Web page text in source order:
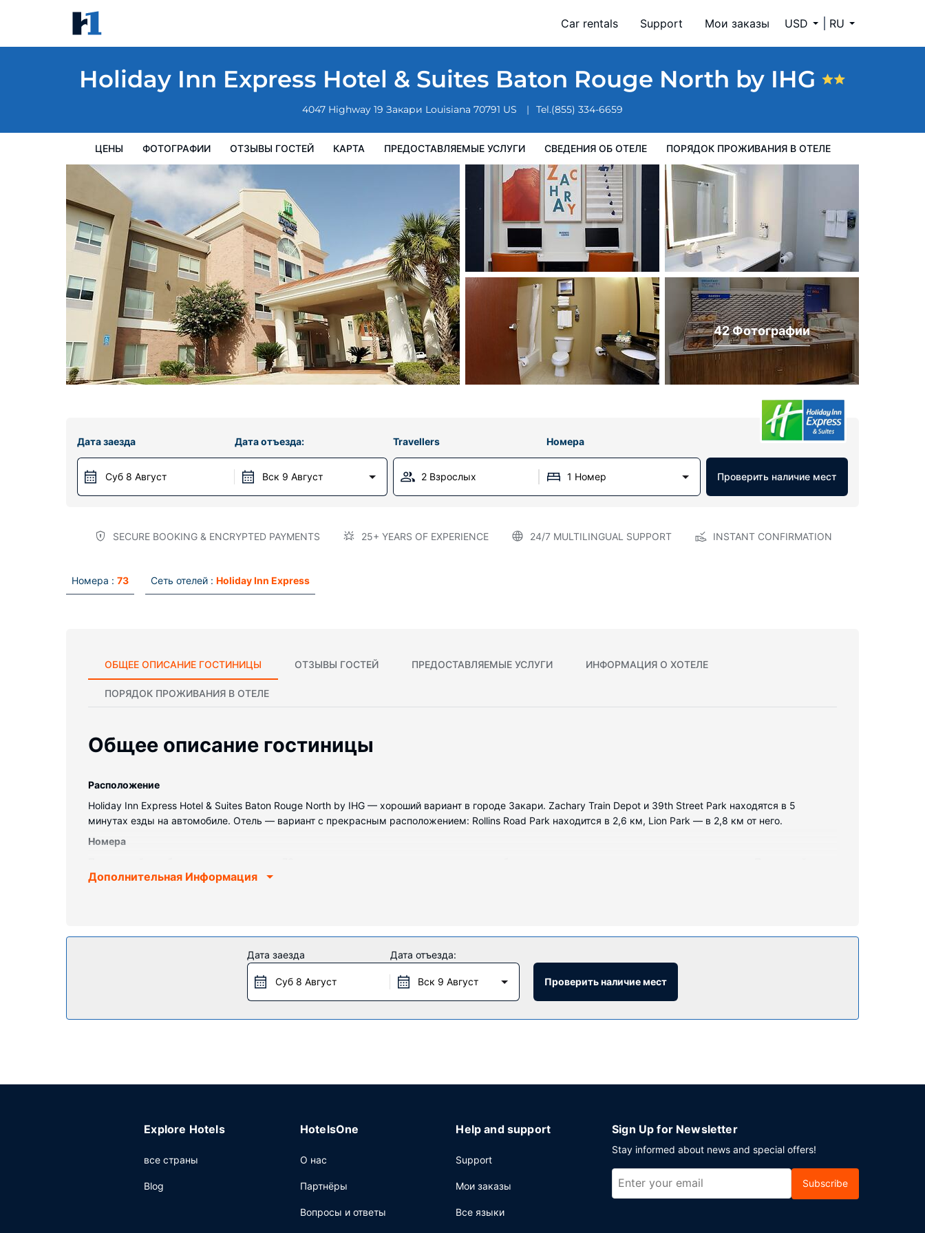
Car rentals Support Мои заказы USD RU
Holiday Inn Express Hotel & Suites Baton Rouge North by IHG
4047 Highway 19 Закари Louisiana 70791 US Tel.(855) 334-6659
ЦЕНЫ ФОТОГРАФИИ ОТЗЫВЫ ГОСТЕЙ КАРТА ПРЕДОСТАВЛЯЕМЫЕ УСЛУГИ СВЕДЕНИЯ ОБ ОТЕЛЕ ПОРЯДОК ПРОЖИВАНИЯ В ОТЕЛЕ
Holiday Inn Express Hotel & Suites Baton Rouge North by IHG
цены Порядок проживания в Отеле
42 Фотографии
Дата заезда
Суб 8 Август
Дата отъезда:
Вск 9 Август
Travellers Номера
2 Взрослых 1 Номер Проверить наличие мест
SECURE BOOKING & ENCRYPTED PAYMENTS 25+ YEARS OF EXPERIENCE 24/7 MULTILINGUAL SUPPORT INSTANT CONFIRMATION
Номера : 73 Сеть отелей : Holiday Inn Express
ОБЩЕЕ ОПИСАНИЕ ГОСТИНИЦЫ ОТЗЫВЫ ГОСТЕЙ ПРЕДОСТАВЛЯЕМЫЕ УСЛУГИ ИНФОРМАЦИЯ О ХОТЕЛЕ
ПОРЯДОК ПРОЖИВАНИЯ В ОТЕЛЕ
Общее описание гостиницы
Pасположение
Holiday Inn Express Hotel & Suites Baton Rouge North by IHG — хороший вариант в городе Закари. Zachary Train Depot и 39th Street Park находятся в 5
минутах езды на автомобиле. Отель — вариант с прекрасным расположением: Rollins Road Park находится в 2,6 км, Lion Park — в 2,8 км от него.
Номера
беспроводной доступ в интернет предоставляется бесплатно. А чтобы вам не пришлось скучать, в номерах установлены плоскоэкранные телевизоры с
Воспользуйтесь разнообразными возможностями для отдыха и развлечений, такими как открытый бассейн, джакузи и фитнес-центр. Этот отель
предоставляет дополнительные услуги и удобства: бесплатный беспроводной доступ в интернет и шопинг.
Бесплатный завтрак (шведский стол) предлагается ежедневно с 06:00 до 9:30.
Дополнительная Информация
Дата заезда
Суб 8 Август
Дата отъезда:
Вск 9 Август Проверить наличие мест
Explore Hotels
все страны
Blog
HotelsOne
О нас
Партнёры
Вопросы и ответы
Help and support
Support
Мои заказы
Все языки
Sign Up for Newsletter
Stay informed about news and special offers!
Subscribe